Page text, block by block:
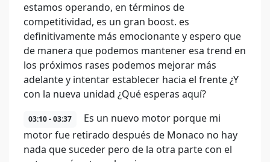
estamos operando, en términos de
competitividad, es un gran boost. es
definitivamente más emocionante y espero que
de manera que podemos mantener esa trend en
los próximos rases podemos mejorar más
adelante y intentar establecer hacia el frente ¿Y
con la nueva unidad ¿Qué esperas aquí?
03:10 - 03:37
Es un nuevo motor porque mi
motor fue retirado después de Monaco no hay
nada que suceder pero de la otra parte con el